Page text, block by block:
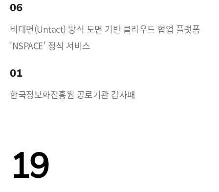
06
비대면(Untact) 방식 도면 기반 클라우드 협업 플랫폼
'NSPACE' 정식 서비스
01
한국정보화진흥원 공로기관 감사패
19